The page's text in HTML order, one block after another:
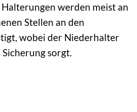
werden meist an
Stellen an den
wobei der Niederhalter
sorgt.